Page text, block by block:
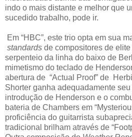
indo o mais distante e melhor que
sucedido trabalho, pode ir.
Em “HBC”, este trio opta em sua
standards de compositores de elite
serpenteio da linha do baixo de
mimetismo do teclado de
abertura de “Actual Proof” de
Shorter ganha adequadamente
introdução de Henderson e o
bateria de Chambers em
proficiência do guitarrista
tradicional brilham através de